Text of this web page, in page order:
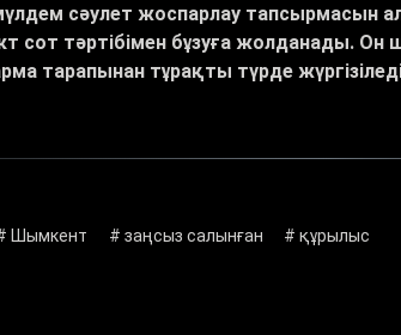
сәулет жоспарлау тапсырмасын
сот тәртібімен бұзуға жолданады. Он
тарапынан тұрақты түрде
Шымкент # заңсыз салынған # құрылыс